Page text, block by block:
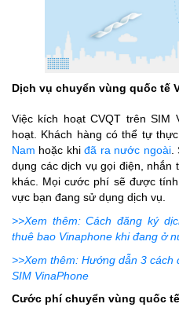
Dịch vụ chuyển vùng quốc tế
Việc kích hoạt CVQT trên SIM
hoạt. Khách hàng có thể tự
Nam hoặc khiđã ra nước ngoài.
dụng các dịch vụ gọi điện, nhắn
khác. Mọi cước phí sẽ được
vực bạn đang sử dụng dịch vụ.
>>Xem thêm: Cách đăng ký
thuê bao Vinaphone khi đang ở
>>Xem thêm: Hướng dẫn 3
SIM VinaPhone
Cước phí chuyển vùng quốc